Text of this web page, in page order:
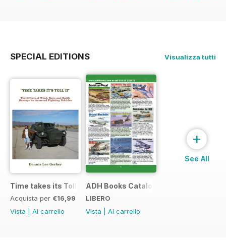
SPECIAL EDITIONS Visualizza tutti
Time takes its Toll AFV
Acquista per €16,99
Vista
Al carrello
ADH Books Catalogue
LIBERO
Vista
Al carrello
+
See All